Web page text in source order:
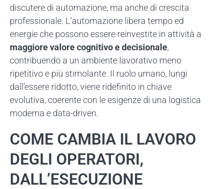
discutere di automazione, ma anche di crescita
professionale. L’automazione libera tempo ed
energie che possono essere reinvestite in attività a
maggiore valore cognitivo e decisionale,
contribuendo a un ambiente lavorativo meno
ripetitivo e più stimolante. Il ruolo umano, lungi
dall’essere ridotto, viene ridefinito in chiave
evolutiva, coerente con le esigenze di una logistica
moderna e data-driven.
COME CAMBIA IL LAVORO
DEGLI OPERATORI,
DALL’ESECUZIONE